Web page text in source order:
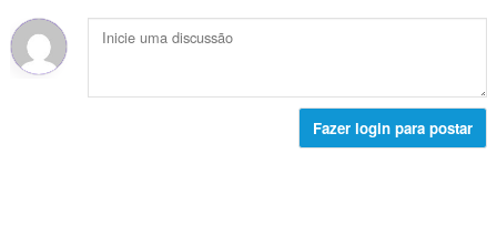
Fazer login para postar